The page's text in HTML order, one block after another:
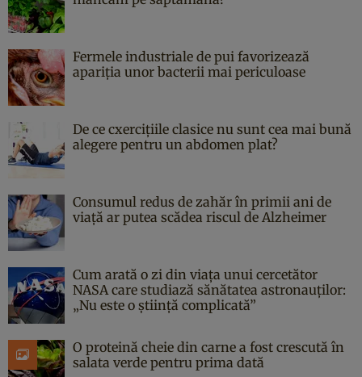
Fermele industriale de pui favorizează
apariția unor bacterii mai periculoase
De ce cxercițiile clasice nu sunt cea mai bună
alegere pentru un abdomen plat?
Consumul redus de zahăr în primii ani de
viață ar putea scădea riscul de Alzheimer
Cum arată o zi din viața unui cercetător
NASA care studiază sănătatea astronauților:
„Nu este o știință complicată”
O proteină cheie din carne a fost crescută în
salata verde pentru prima dată